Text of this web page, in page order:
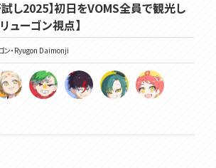
試し2025】初日をVOMS全員で観光し
ューゴン視点】
ン・Ryugon Daimonji